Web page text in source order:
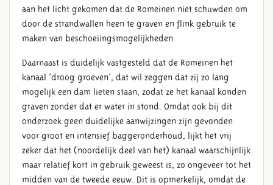
aan het licht gekomen dat de Romeinen niet schuwden om
door de strandwallen heen te graven en flink gebruik te
maken van beschoeiingsmogelijkheden.
Daarnaast is duidelijk vastgesteld dat de Romeinen het
kanaal 'droog groeven', dat wil zeggen dat zij zo lang
mogelijk een dam lieten staan, zodat ze het kanaal konden
graven zonder dat er water in stond. Omdat ook bij dit
onderzoek geen duidelijke aanwijzingen zijn gevonden
voor groot en intensief baggeronderhoud, lijkt het vrij
zeker dat het (noordelijk deel van het) kanaal waarschijnlijk
maar relatief kort in gebruik geweest is, zo ongeveer tot het
midden van de tweede eeuw. Dit is opmerkelijk, omdat de